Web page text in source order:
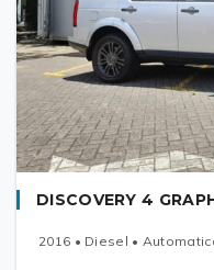
DISCOVERY 4
2016 • Diesel •